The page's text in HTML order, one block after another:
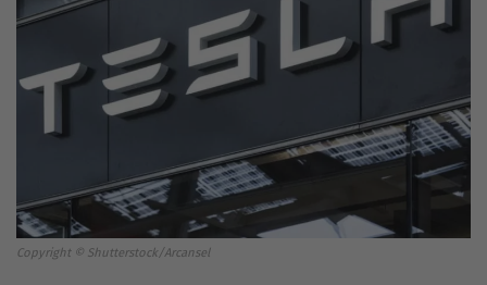
Copyright © Shutterstock/Arcansel